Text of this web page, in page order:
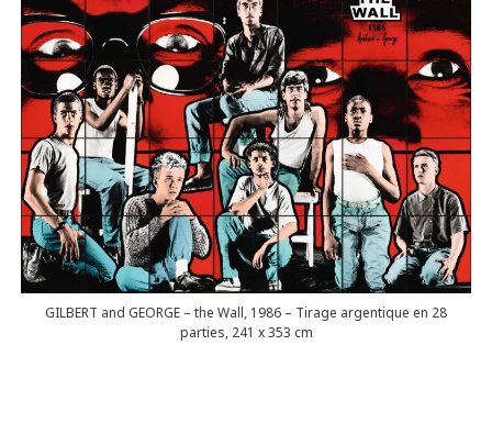
GILBERT and GEORGE – the Wall, 1986 – Tirage argentique en 28
parties, 241 x 353 cm